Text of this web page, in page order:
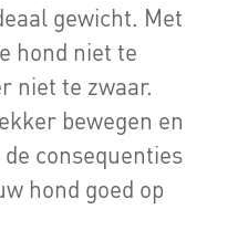
gewicht. Met
hond niet te
niet te zwaar.
bewegen en
consequenties
hond goed op